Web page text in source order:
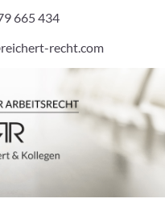
665 434
recht.com
Dr.
Reichert